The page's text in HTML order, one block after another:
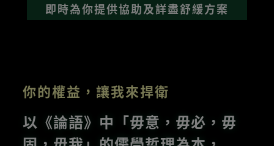
即時為你提供協助及詳盡舒緩方案
你的權益，讓我來捍衛
以《論語》中「毋意，毋必，毋